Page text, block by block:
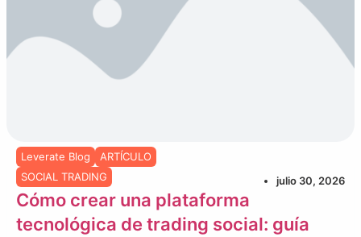
Leverate Blog
ARTÍCULO
SOCIAL TRADING
julio 30, 2026
Cómo crear una plataforma
tecnológica de trading social: guía